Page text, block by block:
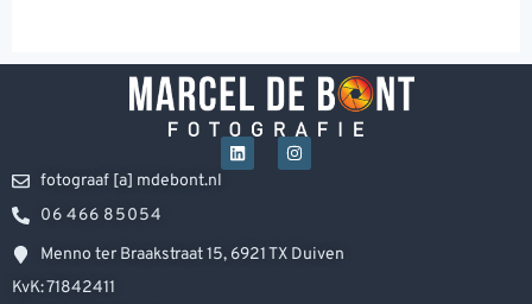
fotograaf [a] mdebont.nl
06 466 85054
Menno ter Braakstraat 15, 6921 TX Duiven
KvK: 71842411